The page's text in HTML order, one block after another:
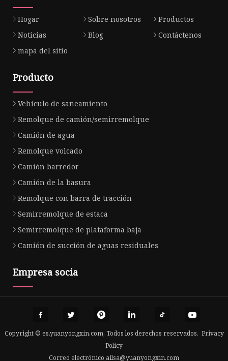
Hogar Sobre nosotros
Productos
Noticias
Blog
Contáctenos
mapa del sitio
Producto
Vehículo de saneamiento
Remolque de camión/semirremolque
Camión de agua
Remolque volcado
Camión barredor
Camión de la basura
Remolque con barra de tracción
Semirremolque de estaca
Semirremolque de plataforma baja
Camión de succión de aguas residuales
Empresa socia
Copyright © es.yuanyongxin.com, Todos los derechos reservados. Privacy
Policy
Correo electrónico ailsa@yuanyongxin.com